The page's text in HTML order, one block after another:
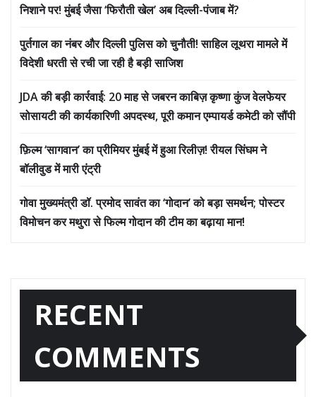
निशाने पर! मुंबई जैसा ‘फिरौती खेल’ अब दिल्ली-पंजाब में?
पुर्तगाल का नंबर और दिल्ली पुलिस को चुनौती! साहिल लूथरा मामले में
विदेशी धरती से रची जा रही है बड़ी साजिश
JDA की बड़ी कार्रवाई: 20 माह से जबरन काबिज़ कृष्णा कुंज वेलफेयर
सोसायटी की कार्यकारिणी अपदस्थ, पूरी कमान एम्पायर्ड कमेटी को सौंपी
फ़िल्म ‘सागवान’ का प्रीमियर मुंबई में हुआ रिलीज़! रीयल सिंघम ने
बॉलीवुड में मारी एंट्री
गोवा मुख्यमंत्री डॉ. प्रमोद सावंत का ‘गोदान’ को बड़ा समर्थन; पोस्टर
विमोचन कर मथुरा से फिल्म गोदान की टीम का बढ़ाया मान!
RECENT
COMMENTS